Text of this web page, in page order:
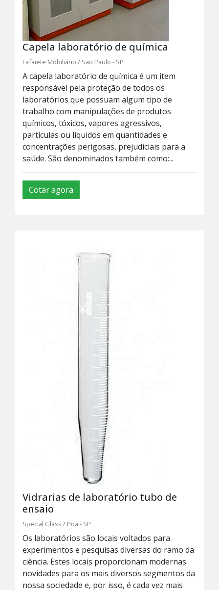
Capela laboratório de química
Lafaiete Mobiliário / São Paulo - SP
A capela laboratório de química é um item
responsável pela proteção de todos os
laboratórios que possuam algum tipo de
trabalho com manipulações de produtos
químicos, tóxicos, vapores agressivos,
partículas ou líquidos em quantidades e
concentrações perigosas, prejudiciais para a
saúde. São denominados também como:...
Cotar agora
Vidrarias de laboratório tubo de
ensaio
Special Glass / Poá - SP
Os laboratórios são locais voltados para
experimentos e pesquisas diversas do ramo da
ciência. Estes locais proporcionam modernas
novidades para os mais diversos segmentos da
nossa sociedade e, por isso, é cada vez mais